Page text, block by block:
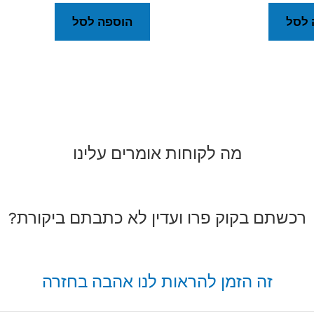
לסל הוספה לסל
מה לקוחות אומרים עלינו
רכשתם בקוק פרו ועדין לא כתבתם ביקורת?
זה הזמן להראות לנו אהבה בחזרה